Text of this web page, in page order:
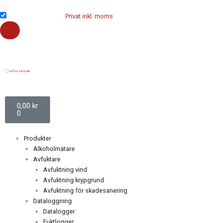
till
innehåll
Privat inkl. moms
0,00 kr
0
Varukorg
Produkter
Alkoholmätare
Avfuktare
Avfuktning vind
Avfuktning krypgrund
Avfuktning för skadesanering
Dataloggning
Datalogger